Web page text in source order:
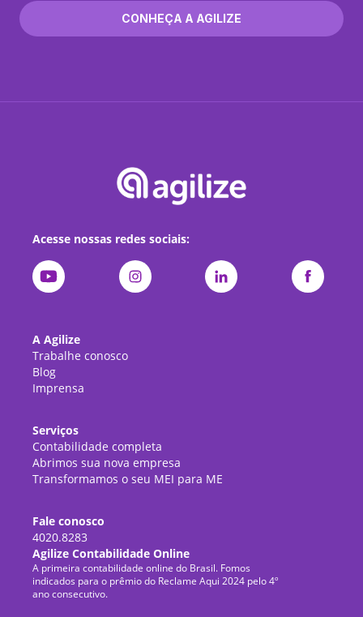
CONHEÇA A AGILIZE
Acesse nossas redes sociais:
A Agilize
Trabalhe conosco
Blog
Imprensa
Serviços
Contabilidade completa
Abrimos sua nova empresa
Transformamos o seu MEI para ME
Fale conosco
4020.8283
Agilize Contabilidade Online
A primeira contabilidade online do Brasil. Fomos
indicados para o prêmio do Reclame Aqui 2024 pelo 4º
ano consecutivo.